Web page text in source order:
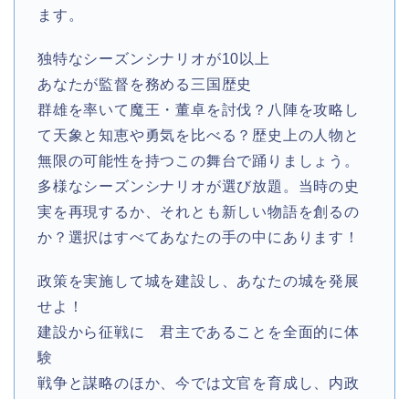
ます。
独特なシーズンシナリオが10以上
あなたが監督を務める三国歴史
群雄を率いて魔王・董卓を討伐？八陣を攻略し
て天象と知恵や勇気を比べる？歴史上の人物と
無限の可能性を持つこの舞台で踊りましょう。
多様なシーズンシナリオが選び放題。当時の史
実を再現するか、それとも新しい物語を創るの
か？選択はすべてあなたの手の中にあります！
政策を実施して城を建設し、あなたの城を発展
せよ！
建設から征戦に 君主であることを全面的に体
験
戦争と謀略のほか、今では文官を育成し、内政